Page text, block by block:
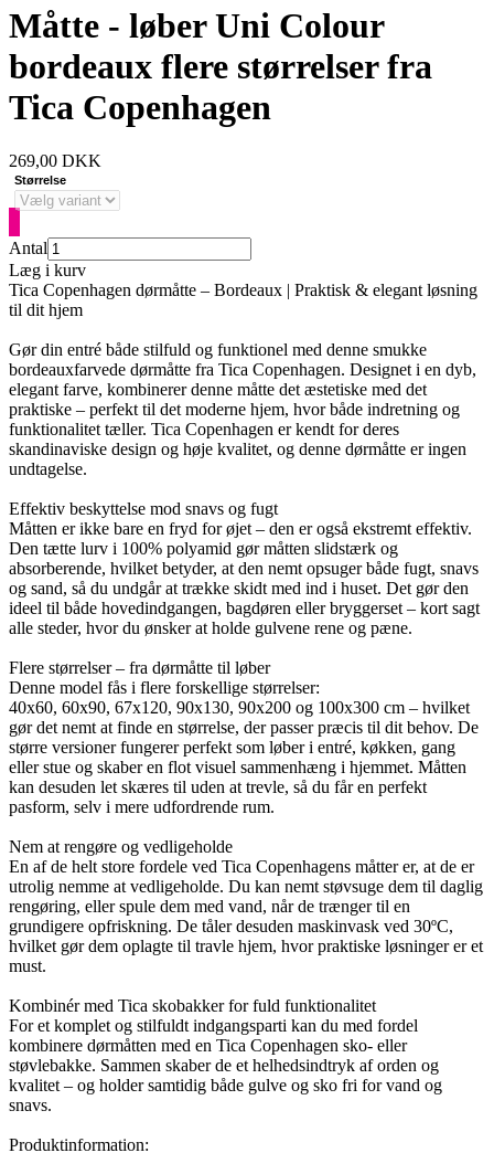
Måtte - løber Uni Colour
bordeaux flere størrelser fra
Tica Copenhagen
269,00 DKK
Størrelse
Antal
Læg i kurv
Tica Copenhagen dørmåtte – Bordeaux | Praktisk & elegant løsning
til dit hjem
Gør din entré både stilfuld og funktionel med denne smukke
bordeauxfarvede dørmåtte fra Tica Copenhagen. Designet i en dyb,
elegant farve, kombinerer denne måtte det æstetiske med det
praktiske – perfekt til det moderne hjem, hvor både indretning og
funktionalitet tæller. Tica Copenhagen er kendt for deres
skandinaviske design og høje kvalitet, og denne dørmåtte er ingen
undtagelse.
Effektiv beskyttelse mod snavs og fugt
Måtten er ikke bare en fryd for øjet – den er også ekstremt effektiv.
Den tætte lurv i 100% polyamid gør måtten slidstærk og
absorberende, hvilket betyder, at den nemt opsuger både fugt, snavs
og sand, så du undgår at trække skidt med ind i huset. Det gør den
ideel til både hovedindgangen, bagdøren eller bryggerset – kort sagt
alle steder, hvor du ønsker at holde gulvene rene og pæne.
Flere størrelser – fra dørmåtte til løber
Denne model fås i flere forskellige størrelser:
40x60, 60x90, 67x120, 90x130, 90x200 og 100x300 cm – hvilket
gør det nemt at finde en størrelse, der passer præcis til dit behov. De
større versioner fungerer perfekt som løber i entré, køkken, gang
eller stue og skaber en flot visuel sammenhæng i hjemmet. Måtten
kan desuden let skæres til uden at trevle, så du får en perfekt
pasform, selv i mere udfordrende rum.
Nem at rengøre og vedligeholde
En af de helt store fordele ved Tica Copenhagens måtter er, at de er
utrolig nemme at vedligeholde. Du kan nemt støvsuge dem til daglig
rengøring, eller spule dem med vand, når de trænger til en
grundigere opfriskning. De tåler desuden maskinvask ved 30ºC,
hvilket gør dem oplagte til travle hjem, hvor praktiske løsninger er et
must.
Kombinér med Tica skobakker for fuld funktionalitet
For et komplet og stilfuldt indgangsparti kan du med fordel
kombinere dørmåtten med en Tica Copenhagen sko- eller
støvlebakke. Sammen skaber de et helhedsindtryk af orden og
kvalitet – og holder samtidig både gulve og sko fri for vand og
snavs.
Produktinformation: